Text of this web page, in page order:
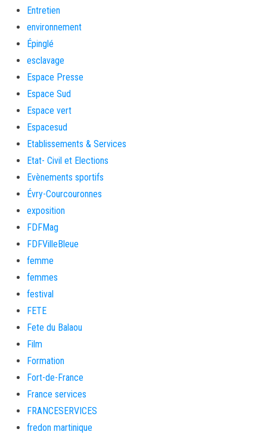
Entretien
environnement
Épinglé
esclavage
Espace Presse
Espace Sud
Espace vert
Espacesud
Etablissements & Services
Etat- Civil et Elections
Evènements sportifs
Évry-Courcouronnes
exposition
FDFMag
FDFVilleBleue
femme
femmes
festival
FETE
Fete du Balaou
Film
Formation
Fort-de-France
France services
FRANCESERVICES
fredon martinique